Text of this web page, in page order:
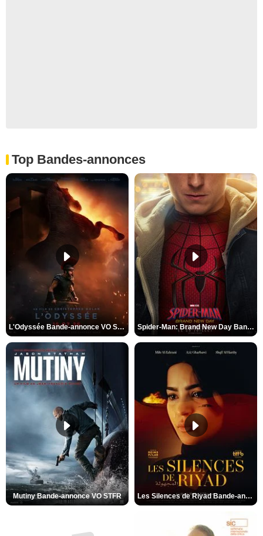
Top Bandes-annonces
L'Odyssée Bande-annonce VO STFR Spider-Man: Brand New Day Bande-annonce VO STFR
Mutiny Bande-annonce VO STFR Les Silences de Riyad Bande-annonce VO STFR